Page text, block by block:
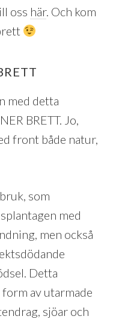
oss här. Och kom
med detta
BRETT. Jo,
front både natur,
som
med
men också
Detta
av utarmade
sjöar och